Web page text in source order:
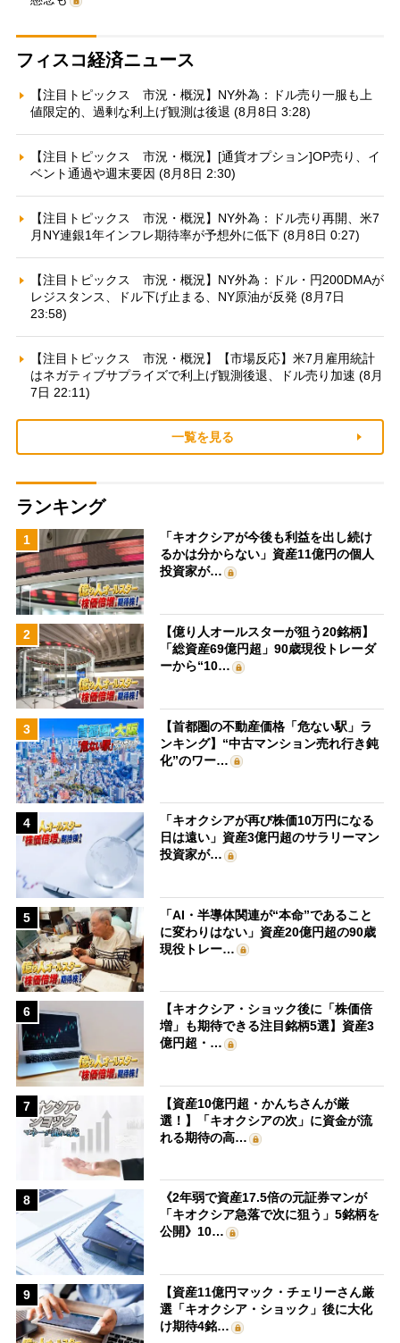
フィスコ経済ニュース
【注目トピックス 市況・概況】NY外為：ドル売り一服も上
値限定的、過剰な利上げ観測は後退 (8月8日 3:28)
【注目トピックス 市況・概況】[通貨オプション]OP売り、イ
ベント通過や週末要因 (8月8日 2:30)
【注目トピックス 市況・概況】NY外為：ドル売り再開、米7
月NY連銀1年インフレ期待率が予想外に低下 (8月8日 0:27)
【注目トピックス 市況・概況】NY外為：ドル・円200DMAが
レジスタンス、ドル下げ止まる、NY原油が反発 (8月7日
23:58)
【注目トピックス 市況・概況】【市場反応】米7月雇用統計
はネガティブサプライズで利上げ観測後退、ドル売り加速 (8月
7日 22:11)
一覧を見る
ランキング
1
「キオクシアが今後も利益を出し続け
るかは分からない」資産11億円の個人
投資家が…
2
【億り人オールスターが狙う20銘柄】
「総資産69億円超」90歳現役トレーダ
ーから“10…
3
【首都圏の不動産価格「危ない駅」ラ
ンキング】“中古マンション売れ行き鈍
化”のワー…
4
「キオクシアが再び株価10万円になる
日は遠い」資産3億円超のサラリーマン
投資家が…
5
「AI・半導体関連が“本命”であること
に変わりはない」資産20億円超の90歳
現役トレー…
6
【キオクシア・ショック後に「株価倍
増」も期待できる注目銘柄5選】資産3
億円超・…
7
【資産10億円超・かんちさんが厳
選！】「キオクシアの次」に資金が流
れる期待の高…
8
《2年弱で資産17.5倍の元証券マンが
「キオクシア急落で次に狙う」5銘柄を
公開》10…
9
【資産11億円マック・チェリーさん厳
選「キオクシア・ショック」後に大化
け期待4銘…